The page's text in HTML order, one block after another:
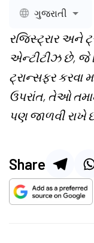
ગુજરાતી
રજિસ્ટ્રાર અને
એન્ટીટીઝ છે, જે
ટ્રાન્સફર કરવા
ઉપરાંત, તેઓ
પણ જાળવી રાખે
Share